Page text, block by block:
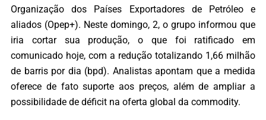
Organização dos Países Exportadores de Petróleo e
aliados (Opep+). Neste domingo, 2, o grupo informou que
iria cortar sua produção, o que foi ratificado em
comunicado hoje, com a redução totalizando 1,66 milhão
de barris por dia (bpd). Analistas apontam que a medida
oferece de fato suporte aos preços, além de ampliar a
possibilidade de déficit na oferta global da commodity.